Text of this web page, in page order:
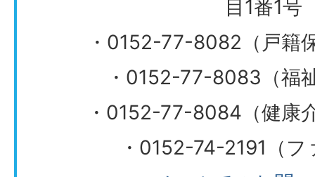
目1番1号
・0152-77-8082（戸籍
・0152-77-8083（福
・0152-77-8084（健康
・0152-74-2191（